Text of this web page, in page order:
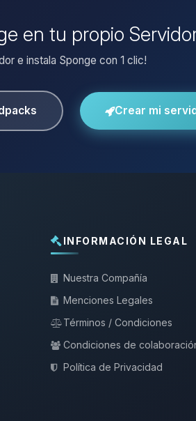
en tu propio
e instala Sponge con 1 clic!
Crear mi
INFORMACIÓN LEGAL
Nuestra Compañía
Menciones Legales
Términos / Condiciones
Condiciones de
Política de Privacidad